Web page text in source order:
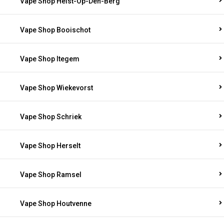
Vape Shop Booischot
Vape Shop Itegem
Vape Shop Wiekevorst
Vape Shop Schriek
Vape Shop Herselt
Vape Shop Ramsel
Vape Shop Houtvenne